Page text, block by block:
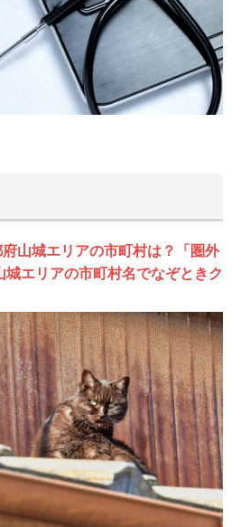
山城エリアの市町村は？「圏外
城エリアの市町村名でなぞときク